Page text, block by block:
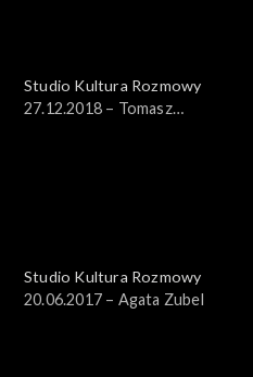
Studio Kultura Rozmowy
27.12.2018 – Tomasz
Studio Kultura Rozmowy
20.06.2017 – Agata Zubel